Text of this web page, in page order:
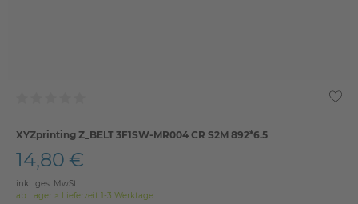
XYZprinting Z_BELT 3F1SW-MR004 CR S2M 892*6.5
14,80 €
inkl. ges. MwSt.
ab Lager > Lieferzeit 1-3 Werktage